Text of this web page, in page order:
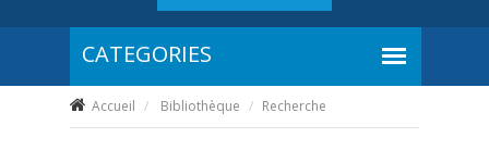
Accueil Bibliothèque Recherche